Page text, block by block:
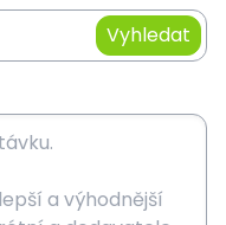
Vyhledat